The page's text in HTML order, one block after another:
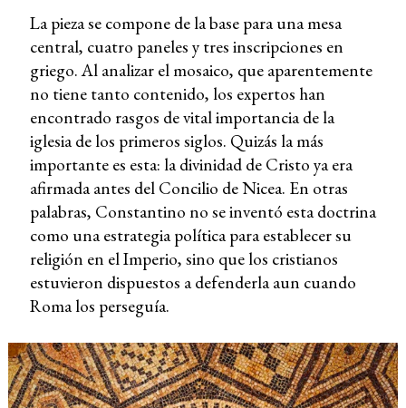
La pieza se compone de la base para una mesa
central, cuatro paneles y tres inscripciones en
griego. Al analizar el mosaico, que aparentemente
no tiene tanto contenido, los expertos han
encontrado rasgos de vital importancia de la
iglesia de los primeros siglos. Quizás la más
importante es esta: la divinidad de Cristo ya era
afirmada antes del Concilio de Nicea. En otras
palabras, Constantino no se inventó esta doctrina
como una estrategia política para establecer su
religión en el Imperio, sino que los cristianos
estuvieron dispuestos a defenderla aun cuando
Roma los perseguía.